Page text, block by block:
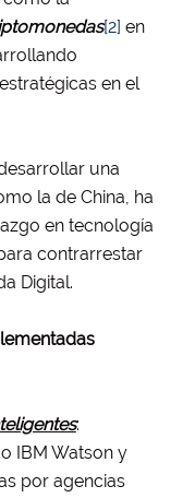
[2] en
en el
una
la de China, ha
en tecnología
contrarrestar
Digital.
:
IBM Watson y
por agencias